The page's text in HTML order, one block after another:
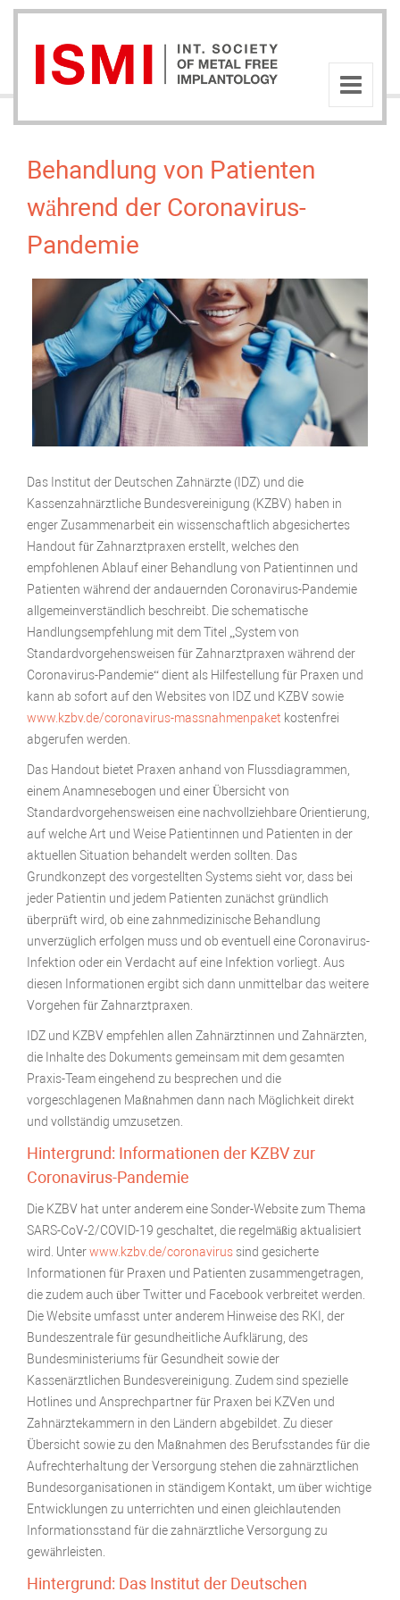
Behandlung von Patienten
während der Coronavirus-
Pandemie
Das Institut der Deutschen Zahnärzte (IDZ) und die
Kassenzahnärztliche Bundesvereinigung (KZBV) haben in
enger Zusammenarbeit ein wissenschaftlich abgesichertes
Handout für Zahnarztpraxen erstellt, welches den
empfohlenen Ablauf einer Behandlung von Patientinnen und
Patienten während der andauernden Coronavirus-Pandemie
allgemeinverständlich beschreibt. Die schematische
Handlungsempfehlung mit dem Titel „System von
Standardvorgehensweisen für Zahnarztpraxen während der
Coronavirus-Pandemie“ dient als Hilfestellung für Praxen und
kann ab sofort auf den Websites von IDZ und KZBV sowie
www.kzbv.de/coronavirus-massnahmenpaket kostenfrei
abgerufen werden.
Das Handout bietet Praxen anhand von Flussdiagrammen,
einem Anamnesebogen und einer Übersicht von
Standardvorgehensweisen eine nachvollziehbare Orientierung,
auf welche Art und Weise Patientinnen und Patienten in der
aktuellen Situation behandelt werden sollten. Das
Grundkonzept des vorgestellten Systems sieht vor, dass bei
jeder Patientin und jedem Patienten zunächst gründlich
überprüft wird, ob eine zahnmedizinische Behandlung
unverzüglich erfolgen muss und ob eventuell eine Coronavirus-
Infektion oder ein Verdacht auf eine Infektion vorliegt. Aus
diesen Informationen ergibt sich dann unmittelbar das weitere
Vorgehen für Zahnarztpraxen.
IDZ und KZBV empfehlen allen Zahnärztinnen und Zahnärzten,
die Inhalte des Dokuments gemeinsam mit dem gesamten
Praxis-Team eingehend zu besprechen und die
vorgeschlagenen Maßnahmen dann nach Möglichkeit direkt
und vollständig umzusetzen.
Hintergrund: Informationen der KZBV zur
Coronavirus-Pandemie
Die KZBV hat unter anderem eine Sonder-Website zum Thema
SARS-CoV-2/COVID-19 geschaltet, die regelmäßig aktualisiert
wird. Unterwww.kzbv.de/coronavirus sind gesicherte
Informationen für Praxen und Patienten zusammengetragen,
die zudem auch über Twitter und Facebook verbreitet werden.
Die Website umfasst unter anderem Hinweise des RKI, der
Bundeszentrale für gesundheitliche Aufklärung, des
Bundesministeriums für Gesundheit sowie der
Kassenärztlichen Bundesvereinigung. Zudem sind spezielle
Hotlines und Ansprechpartner für Praxen bei KZVen und
Zahnärztekammern in den Ländern abgebildet. Zu dieser
Übersicht sowie zu den Maßnahmen des Berufsstandes für die
Aufrechterhaltung der Versorgung stehen die zahnärztlichen
Bundesorganisationen in ständigem Kontakt, um über wichtige
Entwicklungen zu unterrichten und einen gleichlautenden
Informationsstand für die zahnärztliche Versorgung zu
gewährleisten.
Hintergrund: Das Institut der Deutschen